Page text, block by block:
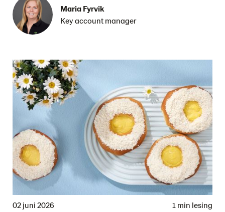
Maria Fyrvik
Key account manager
02 juni 2026 1 min lesing